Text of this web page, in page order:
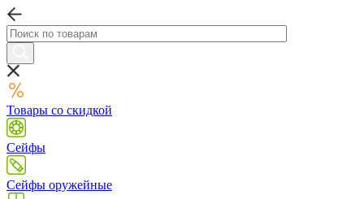
Товары со скидкой
Сейфы
Сейфы оружейные